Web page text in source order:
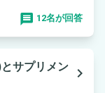
12名が回答
サプリメン
navigate_next